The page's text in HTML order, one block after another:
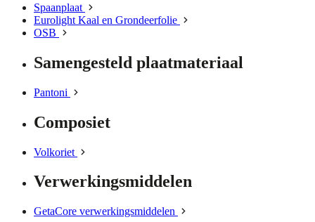
Spaanplaat
Eurolight Kaal en Grondeerfolie
OSB
Samengesteld plaatmateriaal
Pantoni
Composiet
Volkoriet
Verwerkingsmiddelen
GetaCore verwerkingsmiddelen